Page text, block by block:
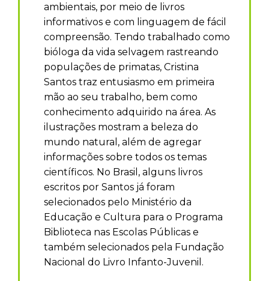
ambientais, por meio de livros
informativos e com linguagem de fácil
compreensão. Tendo trabalhado como
bióloga da vida selvagem rastreando
populações de primatas, Cristina
Santos traz entusiasmo em primeira
mão ao seu trabalho, bem como
conhecimento adquirido na área. As
ilustrações mostram a beleza do
mundo natural, além de agregar
informações sobre todos os temas
científicos. No Brasil, alguns livros
escritos por Santos já foram
selecionados pelo Ministério da
Educação e Cultura para o Programa
Biblioteca nas Escolas Públicas e
também selecionados pela Fundação
Nacional do Livro Infanto-Juvenil.